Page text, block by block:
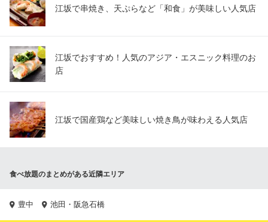
江坂で串焼き、天ぷらなど「和食」が美味しい人気店
江坂でおすすめ！人気のアジア・エスニック料理のお
店
江坂で国産鶏など美味しい焼き鳥が味わえる人気店
食べ放題のまとめがある近隣エリア
豊中 池田・阪急石橋